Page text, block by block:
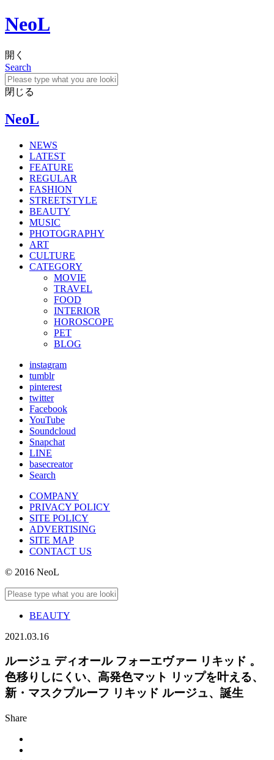
NeoL
開く
Search
閉じる
NeoL
NEWS
LATEST
FEATURE
REGULAR
FASHION
STREETSTYLE
BEAUTY
MUSIC
PHOTOGRAPHY
ART
CULTURE
CATEGORY
MOVIE
TRAVEL
FOOD
INTERIOR
HOROSCOPE
PET
BLOG
instagram
tumblr
pinterest
twitter
Facebook
YouTube
Soundcloud
Snapchat
LINE
basecreator
Search
COMPANY
PRIVACY POLICY
SITE POLICY
ADVERTISING
SITE MAP
CONTACT US
© 2016 NeoL
BEAUTY
2021.03.16
ルージュ ディオール フォーエヴァー リキッド 。
色移りしにくい、高発色マット リップを叶える、
新・マスクプルーフ リキッド ルージュ、誕生
Share